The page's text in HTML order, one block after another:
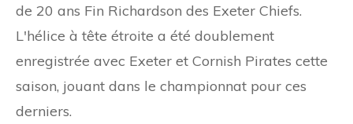
de 20 ans Fin Richardson des Exeter Chiefs.
L'hélice à tête étroite a été doublement
enregistrée avec Exeter et Cornish Pirates cette
saison, jouant dans le championnat pour ces
derniers.